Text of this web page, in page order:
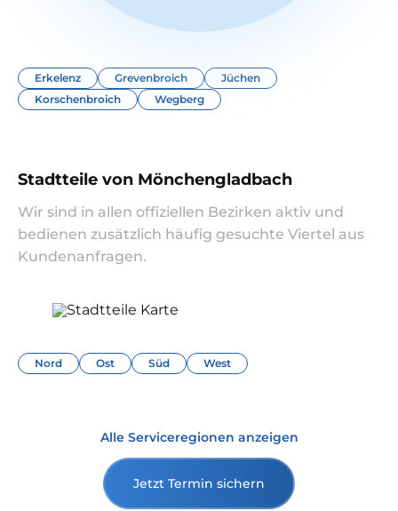
Erkelenz Grevenbroich
Jüchen
Korschenbroich
Wegberg
Stadtteile von Mönchengladbach
Wir sind in allen offiziellen Bezirken aktiv und
bedienen zusätzlich häufig gesuchte Viertel aus
Kundenanfragen.
Nord Ost Süd West
Alle Serviceregionen anzeigen
Jetzt Termin sichern